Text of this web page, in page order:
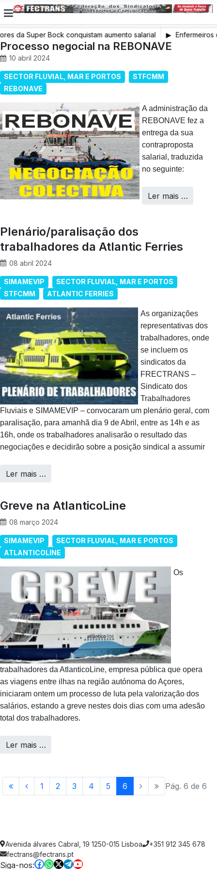
da Super Bock conquistam aumento salarial
Enfermeiros
em Greve
Processo negocial na REBONAVE
10 abril 2024
SECTOR FLUVIAL, MAR E PORTOS
STFCMM
REBONAVE
A administração da
REBONAVE fez a
entrega da sua
contraproposta
salarial, traduzida
no seguinte:
Ler mais …
Plenário/paralisação dos
trabalhadores da Atlantic Ferries
08 abril 2024
SIMAMEVIP
SECTOR FLUVIAL, MAR E PORTOS
STFCMM
ATLANTIC FERRIES
As organizações
representativas dos
trabalhadores, onde
se incluem os
sindicatos da
FRECTRANS –
Sindicato dos
Trabalhadores
Fluviais e SIMAMEVIP – convocaram um plenário geral, com
paralisação, para amanhã dia 9 de Abril, entre as 14h e as
16h, onde os trabalhadores analisarão o resultado das
negociações e decidirão sobre a posição sindical a assumir
Ler mais …
Greve na AtlanticoLine
08 março 2024
SIMAMEVIP
SECTOR FLUVIAL, MAR E PORTOS
ATLANTICOLINE
Os
trabalhadores da AtlanticoLine, empresa pública que opera
as viagens entre ilhas na região autónoma do Açores,
iniciaram ontem um processo de luta pela valorização dos
salários, estando a greve nestes dois dias com uma adesão
total dos trabalhadores.
Ler mais …
1 2 3 4 5 6 Pág. 6 de 6
Avenida álvares Cabral, 19 1250-015 Lisboa
+351 912 345 678
fectrans@fectrans.pt
Siga-nos: